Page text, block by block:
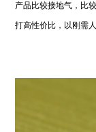
产品比较接地气，比
打高性价比，以刚需